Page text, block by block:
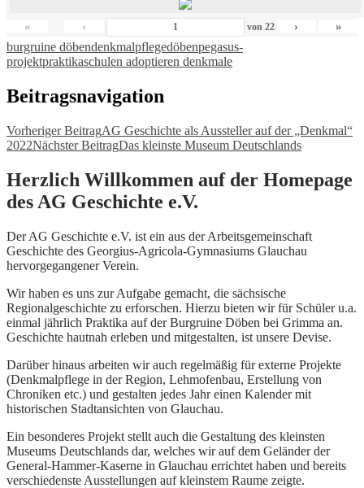
« ‹ von 22 › »
burgruine döbendenkmalpflegedöbenpegasus-
projektpraktikaschulen adoptieren denkmale
Beitragsnavigation
Vorheriger BeitragAG Geschichte als Aussteller auf der „Denkmal“
2022Nächster BeitragDas kleinste Museum Deutschlands
Herzlich Willkommen auf der Homepage
des AG Geschichte e.V.
Der AG Geschichte e.V. ist ein aus der Arbeitsgemeinschaft
Geschichte des Georgius-Agricola-Gymnasiums Glauchau
hervorgegangener Verein.
Wir haben es uns zur Aufgabe gemacht, die sächsische
Regionalgeschichte zu erforschen. Hierzu bieten wir für Schüler u.a.
einmal jährlich Praktika auf der Burgruine Döben bei Grimma an.
Geschichte hautnah erleben und mitgestalten, ist unsere Devise.
Darüber hinaus arbeiten wir auch regelmäßig für externe Projekte
(Denkmalpflege in der Region, Lehmofenbau, Erstellung von
Chroniken etc.) und gestalten jedes Jahr einen Kalender mit
historischen Stadtansichten von Glauchau.
Ein besonderes Projekt stellt auch die Gestaltung des kleinsten
Museums Deutschlands dar, welches wir auf dem Geländer der
General-Hammer-Kaserne in Glauchau errichtet haben und bereits
verschiedenste Ausstellungen auf kleinstem Raume zeigte.